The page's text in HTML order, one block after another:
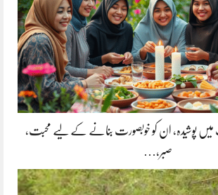
میں پوشیدہ, ان کو خوبصورت بنانے کے لیے محبت،
صبر،…